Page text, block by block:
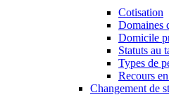
Cotisation
Domaines
Domicile
Statuts au
Types de
Recours
Changement de